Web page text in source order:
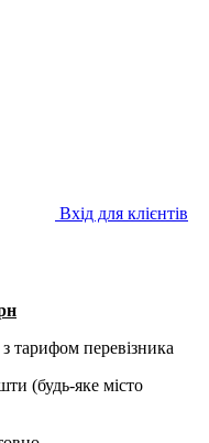
Вхід для клієнтів
тарифом перевізника
(будь-яке місто